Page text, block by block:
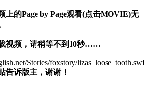
上的Page by Page观看(点击MOVIE)无
视频，请稍等不到 10秒……
Stories/foxstory/
告诉版主，谢谢！